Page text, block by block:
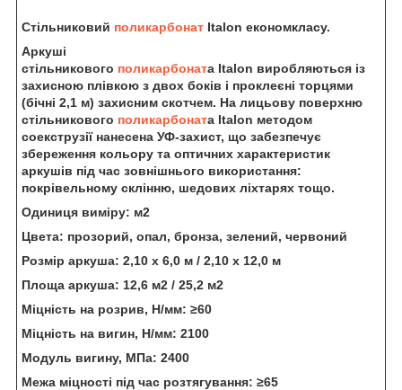
Стільниковий поликарбонат Italon економкласу.
Аркуші
стільникового поликарбоната Italon виробляються із
захисною плівкою з двох боків і проклеєні торцями
(бічні 2,1 м) захисним скотчем. На лицьову поверхню
стільникового поликарбоната Italon методом
соекструзії нанесена УФ-захист, що забезпечує
збереження кольору та оптичних характеристик
аркушів під час зовнішнього використання:
покрівельному склінню, шедових ліхтарях тощо.
Одиниця виміру: м2
Цвета: прозорий, опал, бронза, зелений, червоний
Розмір аркуша: 2,10 х 6,0 м / 2,10 х 12,0 м
Площа аркуша: 12,6 м2 / 25,2 м2
Міцність на розрив, Н/мм: ≥60
Міцність на вигин, Н/мм: 2100
Модуль вигину, МПа: 2400
Межа міцності під час розтягування: ≥65